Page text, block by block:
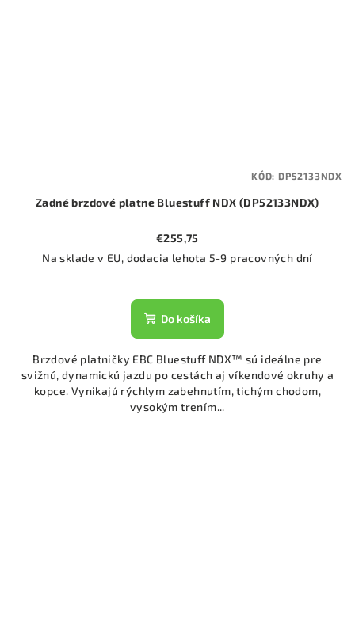
Zadné brzdové platne Bluestuff NDX (DP52133NDX)
€255,75
Na sklade v EU, dodacia lehota 5-9 pracovných dní
Do košíka
Brzdové platničky EBC Bluestuff NDX™ sú ideálne pre
svižnú, dynamickú jazdu po cestách aj víkendové okruhy a
kopce. Vynikajú rýchlym zabehnutím, tichým chodom,
vysokým trením...
KÓD: DP52133NDX